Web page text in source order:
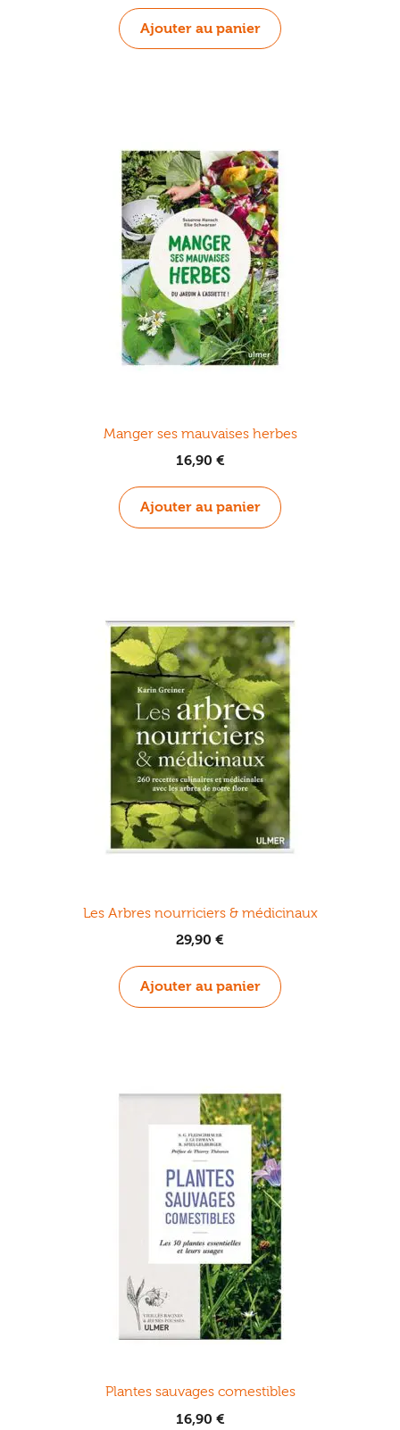
Ajouter au panier
Manger ses mauvaises herbes
16,90 €
Ajouter au panier
Les Arbres nourriciers & médicinaux
29,90 €
Ajouter au panier
Plantes sauvages comestibles
16,90 €